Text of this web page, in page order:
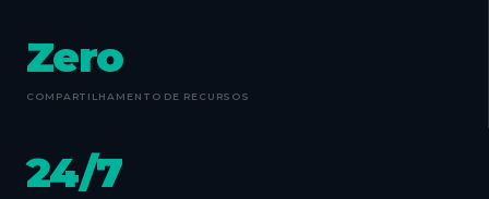
Zero
COMPARTILHAMENTO DE RECURSOS
24/7